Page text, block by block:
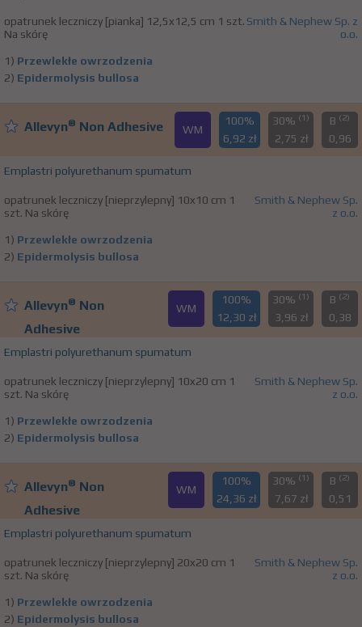
opatrunek leczniczy [pianka] 12,5x12,5 cm 1 szt.
Na skórę
Smith & Nephew Sp. z
o.o.
1) Przewlekłe owrzodzenia
2) Epidermolysis bullosa
Allevyn® Non Adhesive WM
100%
6,92 zł
30% (1)
2,75 zł
B (2)
0,96
Emplastri polyurethanum spumatum
opatrunek leczniczy [nieprzylepny] 10x10 cm 1
szt. Na skórę
Smith & Nephew Sp.
z o.o.
1) Przewlekłe owrzodzenia
2) Epidermolysis bullosa
Allevyn® Non
Adhesive
WM
100%
12,30 zł
30% (1)
3,96 zł
B (2)
0,38
Emplastri polyurethanum spumatum
opatrunek leczniczy [nieprzylepny] 10x20 cm 1
szt. Na skórę
Smith & Nephew Sp.
z o.o.
1) Przewlekłe owrzodzenia
2) Epidermolysis bullosa
Allevyn® Non
Adhesive
WM
100%
24,36 zł
30% (1)
7,67 zł
B (2)
0,51
Emplastri polyurethanum spumatum
opatrunek leczniczy [nieprzylepny] 20x20 cm 1
szt. Na skórę
Smith & Nephew Sp.
z o.o.
1) Przewlekłe owrzodzenia
2) Epidermolysis bullosa